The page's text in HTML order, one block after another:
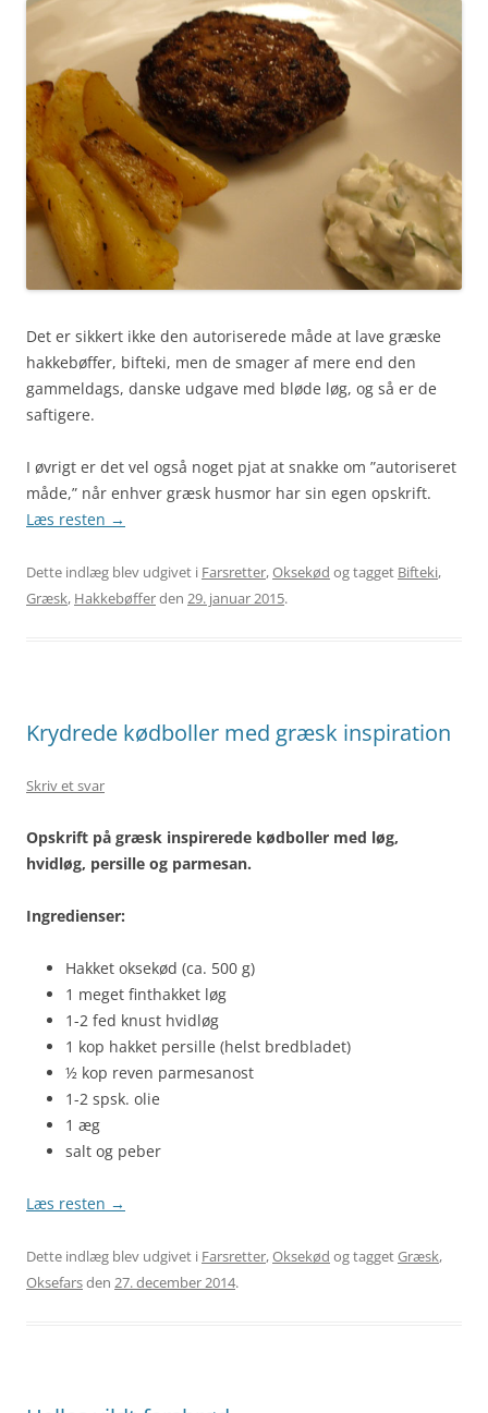
Det er sikkert ikke den autoriserede måde at lave græske
hakkebøffer, bifteki, men de smager af mere end den
gammeldags, danske udgave med bløde løg, og så er de
saftigere.
I øvrigt er det vel også noget pjat at snakke om ”autoriseret
måde,” når enhver græsk husmor har sin egen opskrift.
Læs resten →
Dette indlæg blev udgivet i Farsretter,Oksekød og tagget Bifteki,
Græsk, Hakkebøfferden 29. januar 2015.
Krydrede kødboller med græsk inspiration
Skriv et svar
Opskrift på græsk inspirerede kødboller med løg,
hvidløg, persille og parmesan.
Ingredienser:
Hakket oksekød (ca. 500 g)
1 meget finthakket løg
1-2 fed knust hvidløg
1 kop hakket persille (helst bredbladet)
½ kop reven parmesanost
1-2 spsk. olie
1 æg
salt og peber
Læs resten →
Dette indlæg blev udgivet i Farsretter,Oksekød og taggetGræsk,
Oksefarsden 27. december 2014.